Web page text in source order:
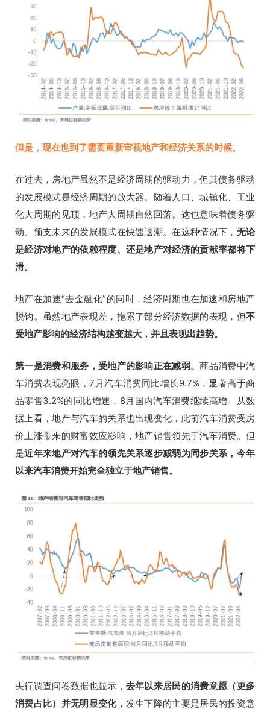
但是，现在也到了需要重新审视地产和经济关系的时候。
在过去，房地产虽然不是经济周期的驱动力，但其债务驱动
的发展模式是经济周期的放大器。随着人口、城镇化、工业
化大周期的见顶，地产大周期自然回落。这也意味着债务驱
动、预支未来的发展模式在快速退潮。在这种情况下， 无论
是经济对地产的依赖程度、还是地产对经济的贡献率都将下
滑。
地产在加速“去金融化”的同时，经济周期也在加速和房地产
脱钩。 虽然地产表现差，拖累了部分经济数据的表现，但不
受地产影响的经济结构越变越大，并且表现出趋势。
第一是消费和服务，受地产的影响正在减弱。商品消费中汽
车消费表现亮眼，7月汽车消费同比增长9.7%，显著高于商
品零售3.2%的同比增速，8月国内汽车消费继续高增。
从数
据上看，地产与汽车的关系也出现变化，此前汽车消费受房
价上涨带来的财富效应影响，地产销售领先于汽车消费。但
是近年来地产对汽车的领先关系逐步减弱为同步关系，今年
以来汽车消费开始完全独立于地产销售。
央行调查问卷数据也显示， 去年以来居民的消费意愿（更多
消费占比）并无明显变化，发生下降的主要是居民的投资意